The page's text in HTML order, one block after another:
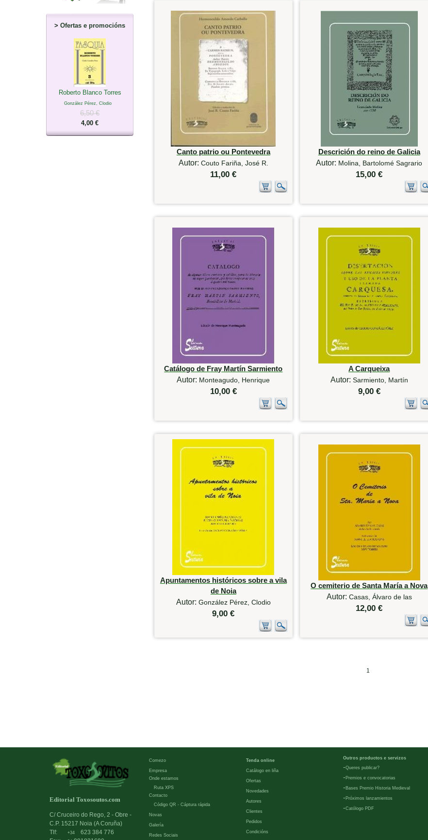
> Ofertas e promocións
Roberto Blanco Torres
González Pérez, Clodio
6,50 €
4,00 €
Canto patrio ou Pontevedra
Autor: Couto Fariña, José R.
11,00 €
Descrición do reino de Galicia
Autor: Molina, Bartolomé Sagrario
15,00 €
Catálogo de Fray Martín Sarmiento
Autor: Monteagudo, Henrique
10,00 €
A Carqueixa
Autor: Sarmiento, Martín
9,00 €
Apuntamentos históricos sobre a vila
de Noia
Autor: González Pérez, Clodio
9,00 €
O cemiterio de Santa María a Nova
Autor: Casas, Álvaro de las
12,00 €
1
Editorial Toxosoutos.com
C/ Cruceiro do Rego, 2 - Obre -
C.P. 15217 Noia (A Coruña)
Tlf:
+34
623 384 776
Comezo
Empresa
Onde estamos
Ruta XPS
Contacto
Código QR - Cáptura rápida
Novas
Galería
Redes Sociais
Tenda online
Catálogo en liña
Ofertas
Novedades
Autores
Clientes
Pedidos
Condicións
Outros productos e servizos
-Queres publicar?
- Premios e convocatorias
- Bases Premio Historia Medieval
- Próximos lanzamientos
-Católogo PDF